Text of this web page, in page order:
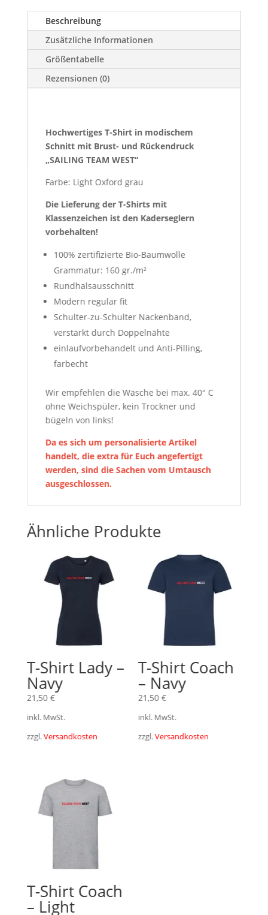
Beschreibung
Zusätzliche Informationen
Größentabelle
Rezensionen (0)
Hochwertiges T-Shirt in modischem
Schnitt mit Brust- und Rückendruck
„SAILING TEAM WEST“
Farbe: Light Oxford grau
Die Lieferung der T-Shirts mit
Klassenzeichen ist den Kaderseglern
vorbehalten!
100% zertifizierte Bio-Baumwolle
Grammatur: 160 gr./m²
Rundhalsausschnitt
Modern regular fit
Schulter-zu-Schulter Nackenband,
verstärkt durch Doppelnähte
einlaufvorbehandelt und Anti-Pilling,
farbecht
Wir empfehlen die Wäsche bei max. 40° C
ohne Weichspüler, kein Trockner und
bügeln von links!
Da es sich um personalisierte Artikel
handelt, die extra für Euch angefertigt
werden, sind die Sachen vom Umtausch
ausgeschlossen.
Ähnliche Produkte
T-Shirt Lady –
Navy
21,50 €
inkl. MwSt.
zzgl.Versandkosten
T-Shirt Coach
– Navy
21,50€
inkl. MwSt.
zzgl.Versandkosten
T-Shirt Coach
– Light